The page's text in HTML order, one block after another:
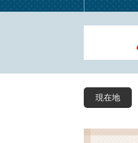
本
現在地
本